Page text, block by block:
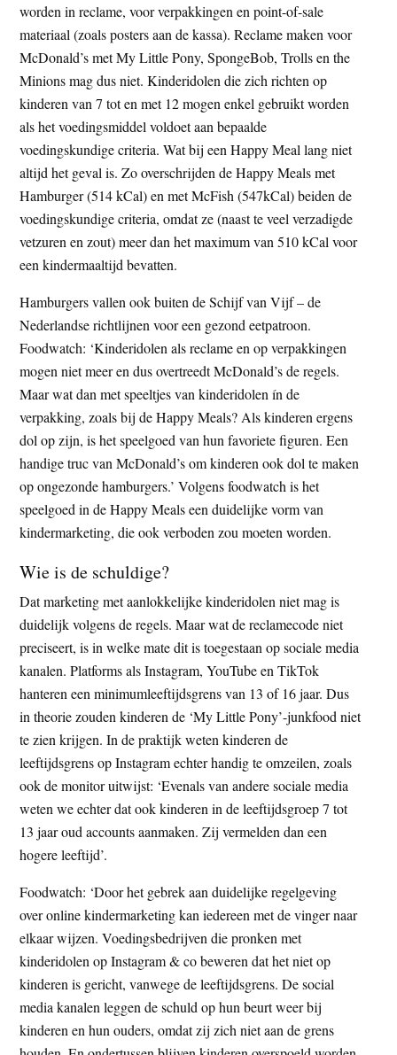
worden in reclame, voor verpakkingen en point-of-sale
materiaal (zoals posters aan de kassa). Reclame maken voor
McDonald’s met My Little Pony, SpongeBob, Trolls en the
Minions mag dus niet. Kinderidolen die zich richten op
kinderen van 7 tot en met 12 mogen enkel gebruikt worden
als het voedingsmiddel voldoet aan bepaalde
voedingskundige criteria. Wat bij een Happy Meal lang niet
altijd het geval is. Zo overschrijden de Happy Meals met
Hamburger (514 kCal) en met McFish (547kCal) beiden de
voedingskundige criteria, omdat ze (naast te veel verzadigde
vetzuren en zout) meer dan het maximum van 510 kCal voor
een kindermaaltijd bevatten.
Hamburgers vallen ook buiten de Schijf van Vijf – de
Nederlandse richtlijnen voor een gezond eetpatroon.
Foodwatch: ‘Kinderidolen als reclame en op verpakkingen
mogen niet meer en dus overtreedt McDonald’s de regels.
Maar wat dan met speeltjes van kinderidolen ín de
verpakking, zoals bij de Happy Meals? Als kinderen ergens
dol op zijn, is het speelgoed van hun favoriete figuren. Een
handige truc van McDonald’s om kinderen ook dol te maken
op ongezonde hamburgers.’ Volgens foodwatch is het
speelgoed in de Happy Meals een duidelijke vorm van
kindermarketing, die ook verboden zou moeten worden.
Wie is de schuldige?
Dat marketing met aanlokkelijke kinderidolen niet mag is
duidelijk volgens de regels. Maar wat de reclamecode niet
preciseert, is in welke mate dit is toegestaan op sociale media
kanalen. Platforms als Instagram, YouTube en TikTok
hanteren een minimumleeftijdsgrens van 13 of 16 jaar. Dus
in theorie zouden kinderen de ‘My Little Pony’-junkfood niet
te zien krijgen. In de praktijk weten kinderen de
leeftijdsgrens op Instagram echter handig te omzeilen, zoals
ook de monitor uitwijst: ‘Evenals van andere sociale media
weten we echter dat ook kinderen in de leeftijdsgroep 7 tot
13 jaar oud accounts aanmaken. Zij vermelden dan een
hogere leeftijd’.
Foodwatch: ‘Door het gebrek aan duidelijke regelgeving
over online kindermarketing kan iedereen met de vinger naar
elkaar wijzen. Voedingsbedrijven die pronken met
kinderidolen op Instagram & co beweren dat het niet op
kinderen is gericht, vanwege de leeftijdsgrens. De social
media kanalen leggen de schuld op hun beurt weer bij
kinderen en hun ouders, omdat zij zich niet aan de grens